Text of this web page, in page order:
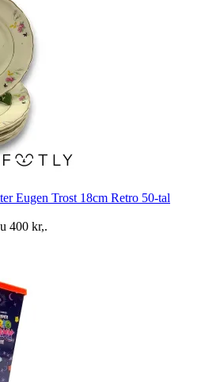
Eugen Trost 18cm Retro 50-tal
400 kr,.